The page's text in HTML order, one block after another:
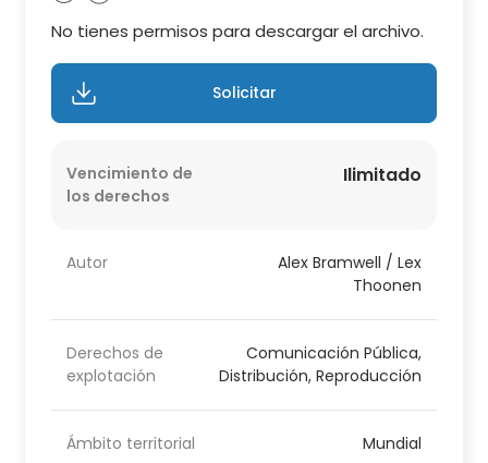
No tienes permisos para descargar el archivo.
Solicitar
Vencimiento de
los derechos
Ilimitado
Autor
Alex Bramwell / Lex
Thoonen
Derechos de
explotación
Comunicación Pública,
Distribución, Reproducción
Ámbito territorial Mundial